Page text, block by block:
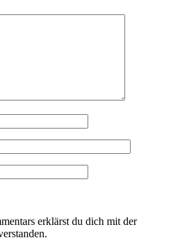
erklärst du dich mit der